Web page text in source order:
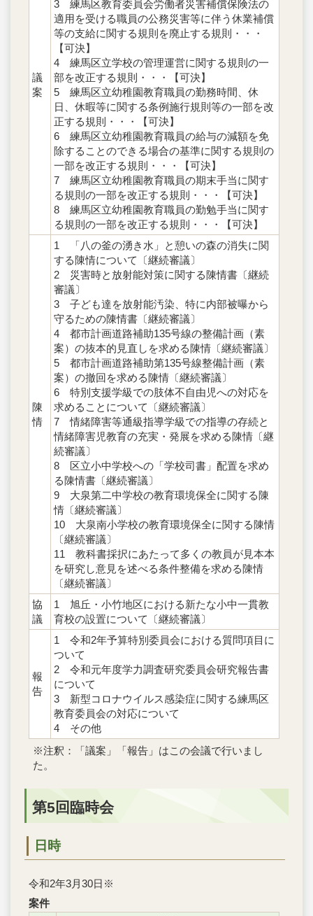
議
案
3 練馬区教育委員会労働者災害補償保険法の
適用を受ける職員の公務災害等に伴う休業補償
等の支給に関する規則を廃止する規則・・・
【可決】
4 練馬区立学校の管理運営に関する規則の一
部を改正する規則・・・【可決】
5 練馬区立幼稚園教育職員の勤務時間、休
日、休暇等に関する条例施行規則等の一部を改
正する規則・・・【可決】
6 練馬区立幼稚園教育職員の給与の減額を免
除することのできる場合の基準に関する規則の
一部を改正する規則・・・【可決】
7 練馬区立幼稚園教育職員の期末手当に関す
る規則の一部を改正する規則・・・【可決】
8 練馬区立幼稚園教育職員の勤勉手当に関す
る規則の一部を改正する規則・・・【可決】
陳
情
1 「八の釜の湧き水」と憩いの森の消失に関
する陳情について〔継続審議〕
2 災害時と放射能対策に関する陳情書〔継続
審議〕
3 子ども達を放射能汚染、特に内部被曝から
守るための陳情書〔継続審議〕
4 都市計画道路補助135号線の整備計画（素
案）の抜本的見直しを求める陳情〔継続審議〕
5 都市計画道路補助第135号線整備計画（素
案）の撤回を求める陳情〔継続審議〕
6 特別支援学級での肢体不自由児への対応を
求めることについて〔継続審議〕
7 情緒障害等通級指導学級での指導の存続と
情緒障害児教育の充実・発展を求める陳情〔継
続審議〕
8 区立小中学校への「学校司書」配置を求め
る陳情書〔継続審議〕
9 大泉第二中学校の教育環境保全に関する陳
情〔継続審議〕
10 大泉南小学校の教育環境保全に関する陳情
〔継続審議〕
11 教科書採択にあたって多くの教員が見本本
を研究し意見を述べる条件整備を求める陳情
〔継続審議〕
協
議
1 旭丘・小竹地区における新たな小中一貫教
育校の設置について〔継続審議〕
報
告
1 令和2年予算特別委員会における質問項目に
ついて
2 令和元年度学力調査研究委員会研究報告書
について
3 新型コロナウイルス感染症に関する練馬区
教育委員会の対応について
4 その他
※注釈：「議案」「報告」はこの会議で行いまし
た。
第5回臨時会
日時
令和2年3月30日※
案件